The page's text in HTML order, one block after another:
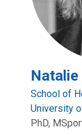
School of
University
PhD,